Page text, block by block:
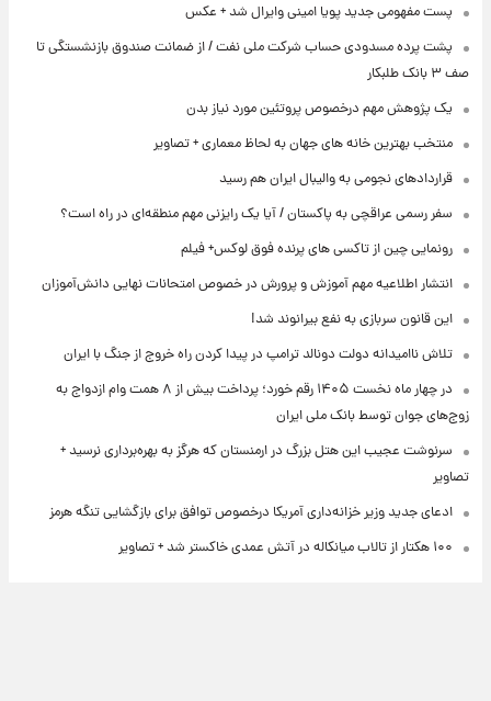
پست مفهومی جدید پویا امینی وایرال شد + عکس
پشت پرده‌ مسدودی حساب شرکت ملی نفت / از ضمانت صندوق بازنشستگی تا
صف ۳ بانک طلبکار
یک پژوهش مهم درخصوص پروتئین مورد نیاز بدن
منتخب بهترین خانه های جهان به لحاظ معماری + تصاویر
قراردادهای نجومی به والیبال ایران هم رسید
سفر رسمی عراقچی به پاکستان / آیا یک رایزنی مهم منطقه‌ای در راه است؟
رونمایی چین از تاکسی های پرنده فوق لوکس+ فیلم
انتشار اطلاعیه مهم آموزش و پرورش در خصوص امتحانات نهایی دانش‌آموزان
این قانون سربازی به نفع بیرانوند شد!
تلاش ناامیدانه‌ دولت دونالد ترامپ در پیدا کردن راه خروج از جنگ با ایران
در چهار ماه نخست ۱۴۰۵ رقم خورد؛ پرداخت بیش از ۸ همت وام ازدواج به
زوج‌های جوان توسط بانک ملی ایران
سرنوشت عجیب این هتل بزرگ در ارمنستان که هرگز به بهره‌برداری نرسید +
تصاویر
ادعای جدید وزیر خزانه‌داری آمریکا درخصوص توافق برای بازگشایی تنگه هرمز
۱۰۰ هکتار از تالاب میانکاله در آتش عمدی خاکستر شد + تصاویر